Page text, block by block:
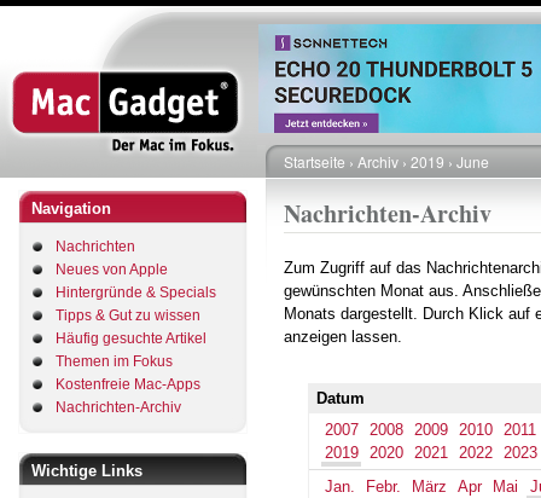
Direkt
zum
Inhalt
Navigation
Nachrichten
Neues von Apple
Hintergründe & Specials
Tipps & Gut zu wissen
Häufig gesuchte Artikel
Themen im Fokus
Kostenfreie Mac-Apps
Nachrichten-Archiv
Wichtige Links
Pfadnavigation
Startseite Archiv 2019 June
Nachrichten-Archiv
Zum Zugriff auf das
gewünschten Monat aus.
Monats dargestellt. Durch Klick auf
anzeigen lassen.
Datum
2007
2008 2009 2010
2011
2019
2020 2021 2022
2023
Jan.
Febr. März Apr Mai